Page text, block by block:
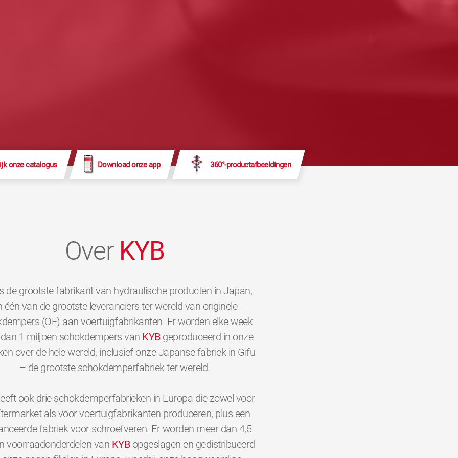
onze catalogus Download onze app 360°-productafbeeldingen
Over KYB
de grootste fabrikant van hydraulische producten in Japan,
één van de grootste leveranciers ter wereld van originele
(OE) aan voertuigfabrikanten. Er worden elke week
1 miljoen schokdempers van KYBgeproduceerd in onze
over de hele wereld, inclusief onze Japanse fabriek in Gifu
– de grootste schokdemperfabriek ter wereld.
ook drie schokdemperfabrieken in Europa die zowel voor
als voor voertuigfabrikanten produceren, plus een
fabriek voor schroefveren. Er worden meer dan 4,5
voorraadonderdelen van KYBopgeslagen en gedistribueerd